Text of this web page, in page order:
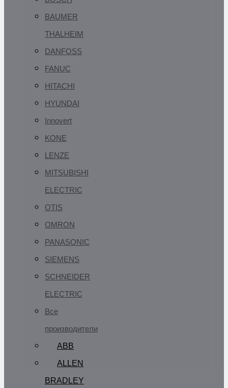
BAUMER
THALHEIM
DANFOSS
FANUC
HITACHI
HYUNDAI
Innovert
KONE
LENZE
MITSUBISHI
ELECTRIC
OTIS
OMRON
PANASONIC
SIEMENS
SCHNEIDER
ELECTRIC
Все
производители
ABB
ALLEN
BRADLEY